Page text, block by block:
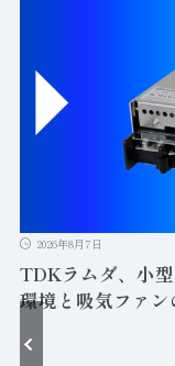
2026年8月7日
TDKラムダ、小
環境と吸気ファ